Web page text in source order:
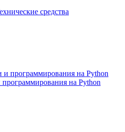
средства
на Python